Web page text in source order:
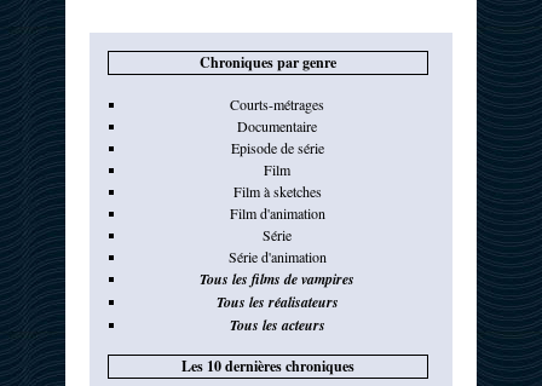
Chroniques par genre
Courts-métrages
Documentaire
Episode de série
Film
Film à sketches
Film d'animation
Série
Série d'animation
Tous les films de vampires
Tous les réalisateurs
Tous les acteurs
Les 10 dernières chroniques